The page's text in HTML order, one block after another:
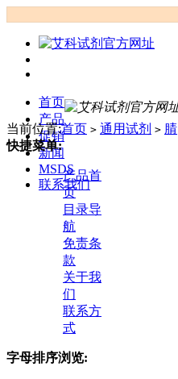
首页
产品
促销
新闻
MSDS
联系我们
当前位置:首页 > 通用试剂 > 腈
快捷菜单:
产品首
页
目录导
航
免责条
款
关于我
们
联系方
式
字母排序浏览: